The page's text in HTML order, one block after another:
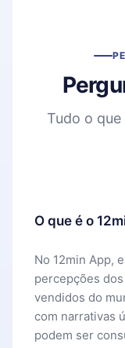
Tudo o
O que é o
No 12min App,
percepções
vendidos do
com narrativas
podem ser